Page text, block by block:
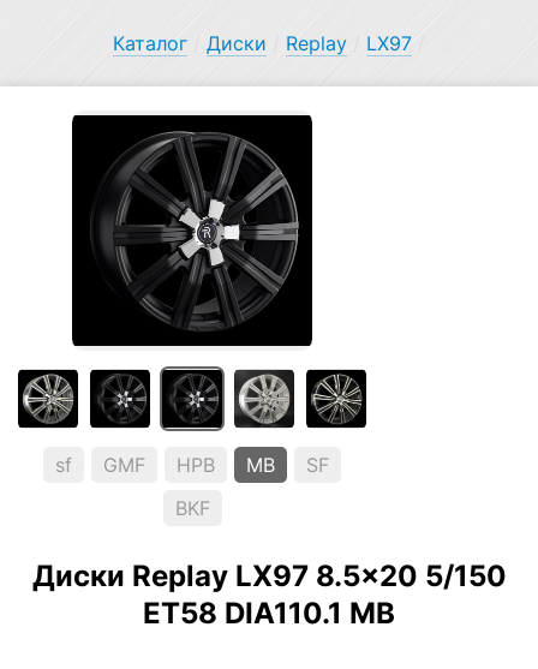
Каталог Диски Replay LX97
sf GMF HPB MB
SF
BKF
Диски Replay LX97 8.5×20 5/150
ET58 DIA110.1 MB